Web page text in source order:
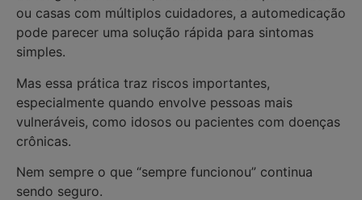
ou casas com múltiplos cuidadores, a automedicação
pode parecer uma solução rápida para sintomas
simples.
Mas essa prática traz riscos importantes,
especialmente quando envolve pessoas mais
vulneráveis, como idosos ou pacientes com doenças
crônicas.
Nem sempre o que “sempre funcionou” continua
sendo seguro.